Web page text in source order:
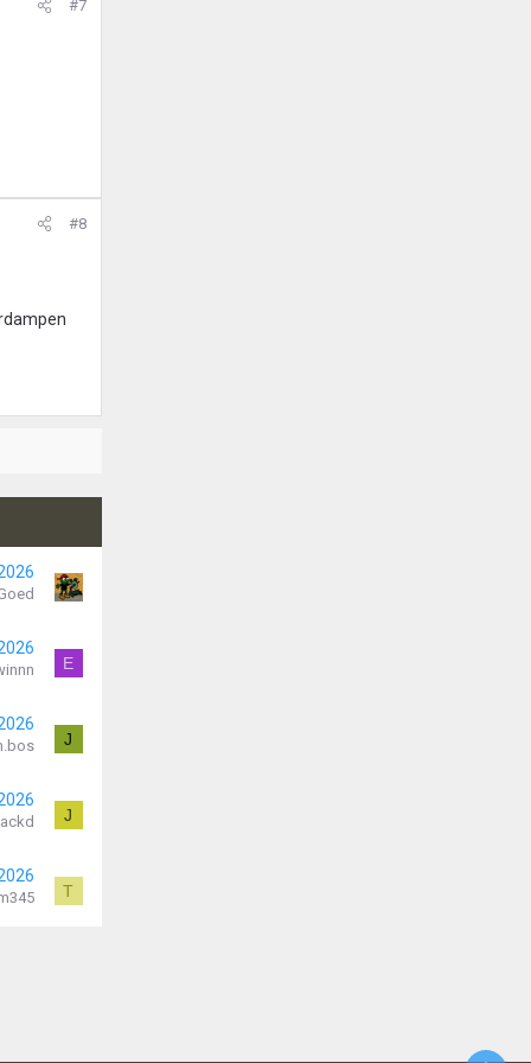
#7
#8
E
J
J
T